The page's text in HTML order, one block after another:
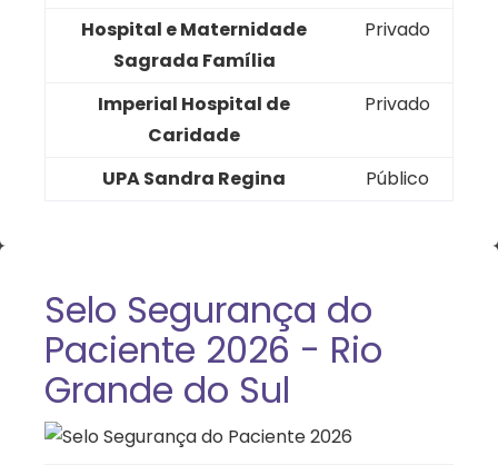
Hospital e Maternidade
Sagrada Família
Privado
Imperial Hospital de
Caridade
Privado
UPA Sandra Regina Público
Selo Segurança do
Paciente 2026 - Rio
Grande do Sul